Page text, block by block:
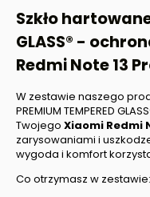
Szkło hartowane
GLASS® -
Redmi Note 13
W zestawie naszego
PREMIUM TEMPERED
Twojego Xiaomi Redmi
zarysowaniami i
wygoda i komfort
Co otrzymasz w zestawie: